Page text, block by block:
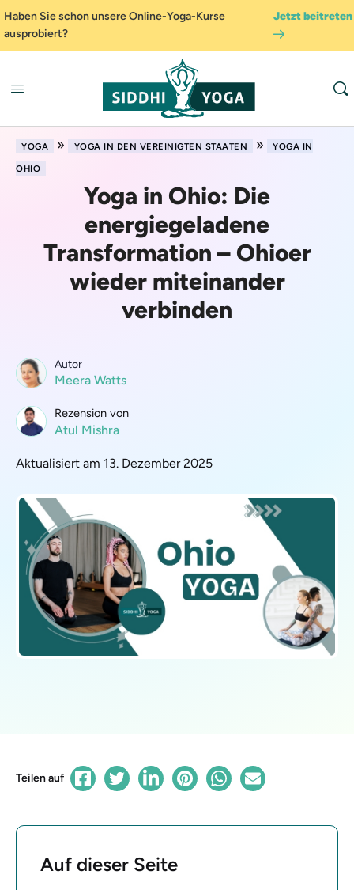
Haben Sie schon unsere Online-Yoga-Kurse
ausprobiert?
Jetzt beitreten
YOGA » YOGA IN DEN VEREINIGTEN STAATEN »
YOGA IN
OHIO
Yoga in Ohio: Die
energiegeladene
Transformation – Ohioer
wieder miteinander
verbinden
Autor
Meera Watts
Rezension von
Atul Mishra
Aktualisiert am 13. Dezember 2025
Teilen auf
Auf dieser Seite